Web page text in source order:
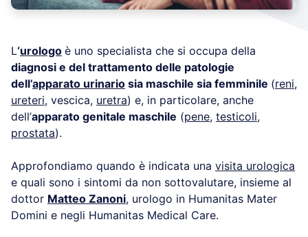
L‘urologo è uno specialista che si occupa della
diagnosi e del trattamento delle patologie
dell’apparato urinario sia maschile sia femminile (reni,
ureteri, vescica, uretra) e, in particolare, anche
dell’apparato genitale maschile (pene, testicoli,
prostata).
Approfondiamo quando è indicata una visita urologica
e quali sono i sintomi da non sottovalutare, insieme al
dottor Matteo Zanoni, urologo in Humanitas Mater
Domini e negli Humanitas Medical Care.